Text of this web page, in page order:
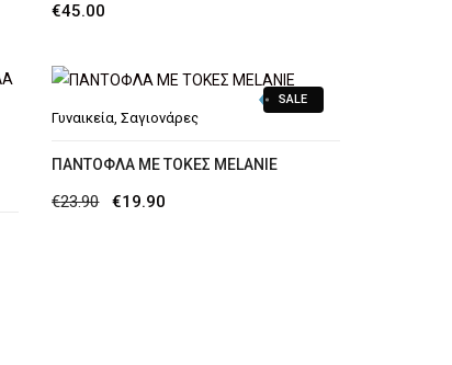
€45.00
SALE
Γυναικεία,Σαγιονάρες
ΠΑΝΤΟΦΛΑ ΜΕ ΤΟΚΕΣ MELANIE
€23.90
Original
€19.90